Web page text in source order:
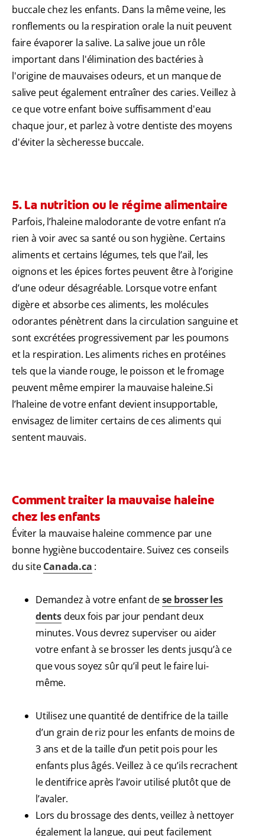
buccale chez les enfants. Dans la même veine, les
ronflements ou la respiration orale la nuit peuvent
faire évaporer la salive. La salive joue un rôle
important dans l'élimination des bactéries à
l'origine de mauvaises odeurs, et un manque de
salive peut également entraîner des caries. Veillez à
ce que votre enfant boive suffisamment d'eau
chaque jour, et parlez à votre dentiste des moyens
d'éviter la sècheresse buccale.
5. La nutrition ou le régime alimentaire
Parfois, l’haleine malodorante de votre enfant n’a
rien à voir avec sa santé ou son hygiène. Certains
aliments et certains légumes, tels que l’ail, les
oignons et les épices fortes peuvent être à l’origine
d’une odeur désagréable. Lorsque votre enfant
digère et absorbe ces aliments, les molécules
odorantes pénètrent dans la circulation sanguine et
sont excrétées progressivement par les poumons
et la respiration. Les aliments riches en protéines
tels que la viande rouge, le poisson et le fromage
peuvent même empirer la mauvaise haleine.Si
l’haleine de votre enfant devient insupportable,
envisagez de limiter certains de ces aliments qui
sentent mauvais.
Comment traiter la mauvaise haleine
chez les enfants
Éviter la mauvaise haleine commence par une
bonne hygiène buccodentaire. Suivez ces conseils
du siteCanada.ca :
Demandez à votre enfant dese brosser les
dentsdeux fois par jour pendant deux
minutes. Vous devrez superviser ou aider
votre enfant à se brosser les dents jusqu’à ce
que vous soyez sûr qu’il peut le faire lui-
même.
Utilisez une quantité de dentifrice de la taille
d’un grain de riz pour les enfants de moins de
3 ans et de la taille d’un petit pois pour les
enfants plus âgés. Veillez à ce qu’ils recrachent
le dentifrice après l’avoir utilisé plutôt que de
l’avaler.
Lors du brossage des dents, veillez à nettoyer
également la langue, qui peut facilement